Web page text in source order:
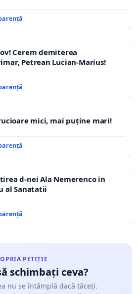
Cerem demiterea
Petrean Lucian-Marius!
mici, mai puține mari!
d-nei Ala Nemerenco in
al Sanatatii
PETIȚIE
schimbați ceva?
nu se întâmplă dacă tăceți.